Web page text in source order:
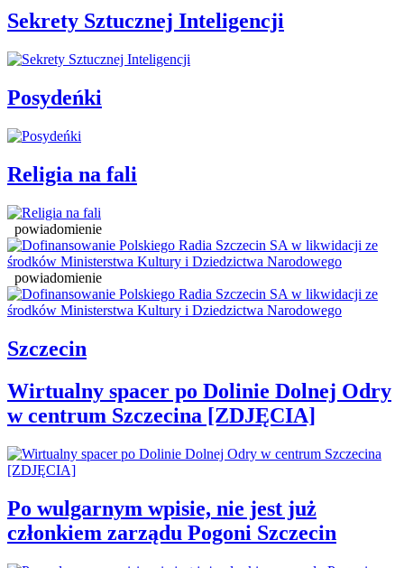
Sekrety Sztucznej Inteligencji
Posydeńki
Religia na fali
powiadomienie
powiadomienie
Szczecin
Wirtualny spacer po Dolinie Dolnej Odry
w centrum Szczecina [ZDJĘCIA]
Po wulgarnym wpisie, nie jest już
członkiem zarządu Pogoni Szczecin